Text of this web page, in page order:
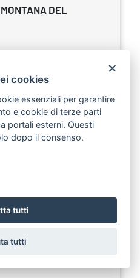
DEL
regionale
a VAS.
Regione e di altri enti
×
cookies
essenziali per garantire
e cookie di terze parti
portali esterni. Questi
dopo il consenso.
tutti
tutti